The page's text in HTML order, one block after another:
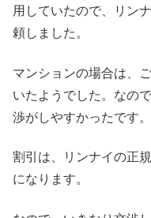
用していたので、リン
頼しました。
マンションの場合は、
いたようでした。なの
渉がしやすかったです。
割引は、リンナイの正
になります。